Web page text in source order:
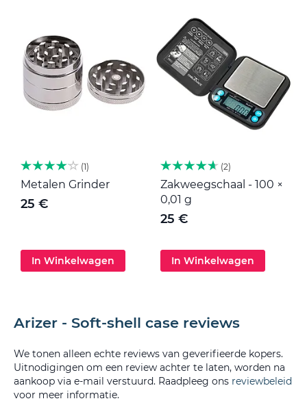
1
Metalen Grinder
25 €
In Winkelwagen
2
Zakweegschaal - 100 ×
0,01 g
25 €
In Winkelwagen
Arizer - Soft-shell case reviews
We tonen alleen echte reviews van geverifieerde kopers.
Uitnodigingen om een review achter te laten, worden na
aankoop via e-mail verstuurd. Raadpleeg ons reviewbeleid
voor meer informatie.